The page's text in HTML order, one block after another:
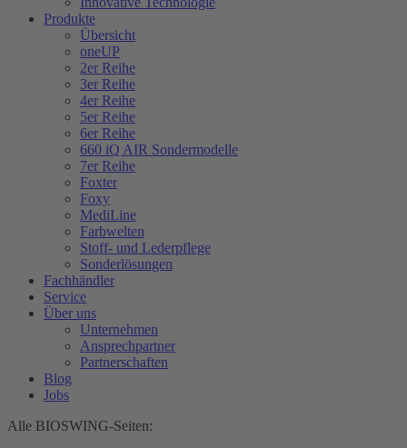
Produkte
Übersicht
oneUP
2er Reihe
3er Reihe
4er Reihe
5er Reihe
6er Reihe
660 iQ AIR Sondermodelle
7er Reihe
Foxter
Foxy
MediLine
Farbwelten
Stoff- und Lederpflege
Sonderlösungen
Fachhändler
Service
Über uns
Unternehmen
Ansprechpartner
Partnerschaften
Blog
Jobs
Alle BIOSWING-Seiten: